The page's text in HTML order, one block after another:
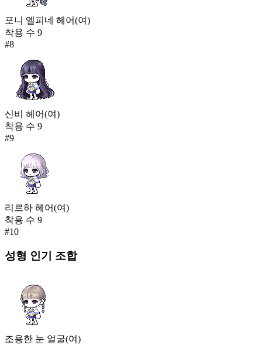
포니 엘피네 헤어(여)
착용 수 9
#8
신비 헤어(여)
착용 수 9
#9
리르하 헤어(여)
착용 수 9
#10
성형 인기 조합
조용한 눈 얼굴(여)